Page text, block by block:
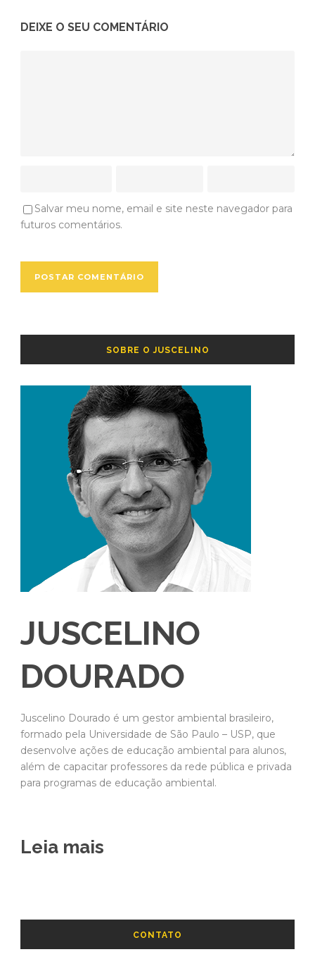
DEIXE O SEU COMENTÁRIO
Salvar meu nome, email e site neste navegador para
futuros comentários.
SOBRE O JUSCELINO
JUSCELINO
DOURADO
Juscelino Dourado é um gestor ambiental brasileiro,
formado pela Universidade de São Paulo – USP, que
desenvolve ações de educação ambiental para alunos,
além de capacitar professores da rede pública e privada
para programas de educação ambiental.
Leia mais
CONTATO